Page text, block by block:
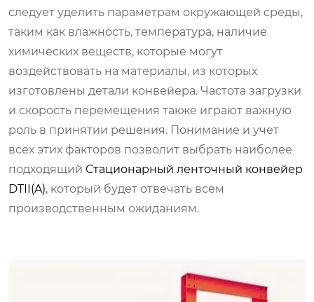
следует уделить параметрам окружающей среды,
таким как влажность, температура, наличие
химических веществ, которые могут
воздействовать на материалы, из которых
изготовлены детали конвейера. Частота загрузки
и скорость перемещения также играют важную
роль в принятии решения. Понимание и учет
всех этих факторов позволит выбрать наиболее
подходящий Стационарный ленточный конвейер
DTII(A), который будет отвечать всем
производственным ожиданиям.